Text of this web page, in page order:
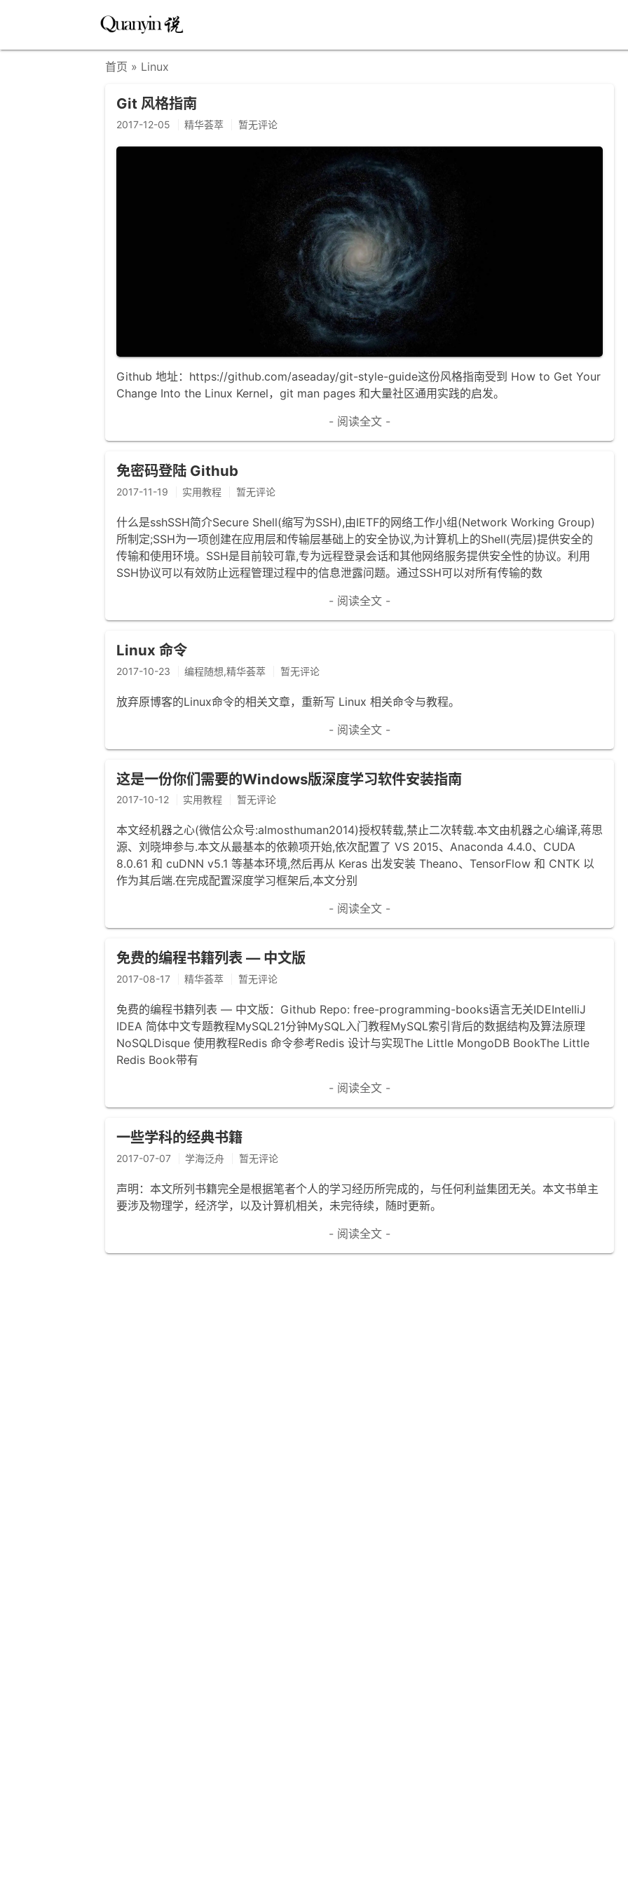
首页 » Linux
Git 风格指南
2017-12-05 精华荟萃 暂无评论
Github 地址：https://github.com/aseaday/git-style-guide这份风格指南受到 How to Get Your
Change Into the Linux Kernel，git man pages 和大量社区通用实践的启发。
- 阅读全文 -
免密码登陆 Github
2017-11-19 实用教程 暂无评论
什么是sshSSH简介Secure Shell(缩写为SSH),由IETF的网络工作小组(Network Working Group)
所制定;SSH为一项创建在应用层和传输层基础上的安全协议,为计算机上的Shell(壳层)提供安全的
传输和使用环境。SSH是目前较可靠,专为远程登录会话和其他网络服务提供安全性的协议。利用
SSH协议可以有效防止远程管理过程中的信息泄露问题。通过SSH可以对所有传输的数
- 阅读全文 -
Linux 命令
2017-10-23 编程随想,精华荟萃 暂无评论
放弃原博客的Linux命令的相关文章，重新写 Linux 相关命令与教程。
- 阅读全文 -
这是一份你们需要的Windows版深度学习软件安装指南
2017-10-12 实用教程 暂无评论
本文经机器之心(微信公众号:almosthuman2014)授权转载,禁止二次转载.本文由机器之心编译,蒋思
源、刘晓坤参与.本文从最基本的依赖项开始,依次配置了 VS 2015、Anaconda 4.4.0、CUDA
8.0.61 和 cuDNN v5.1 等基本环境,然后再从 Keras 出发安装 Theano、TensorFlow 和 CNTK 以
作为其后端.在完成配置深度学习框架后,本文分别
- 阅读全文 -
免费的编程书籍列表 — 中文版
2017-08-17 精华荟萃 暂无评论
免费的编程书籍列表 — 中文版：Github Repo: free-programming-books语言无关IDEIntelliJ
IDEA 简体中文专题教程MySQL21分钟MySQL入门教程MySQL索引背后的数据结构及算法原理
NoSQLDisque 使用教程Redis 命令参考Redis 设计与实现The Little MongoDB BookThe Little
Redis Book带有
- 阅读全文 -
一些学科的经典书籍
2017-07-07 学海泛舟 暂无评论
声明：本文所列书籍完全是根据笔者个人的学习经历所完成的，与任何利益集团无关。本文书单主
要涉及物理学，经济学，以及计算机相关，未完待续，随时更新。
- 阅读全文 -